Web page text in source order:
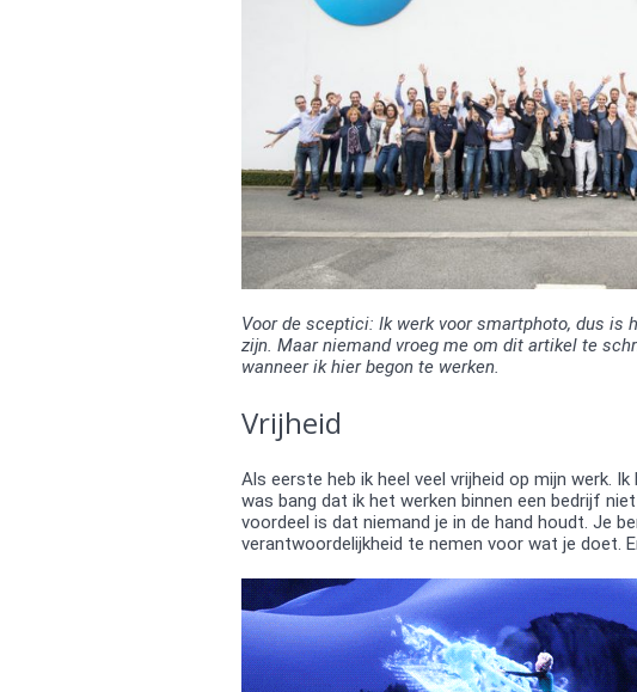
Voor de sceptici: Ik werk voor smartphoto, dus is
zijn. Maar niemand vroeg me om dit artikel te
wanneer ik hier begon te werken.
Vrijheid
Als eerste heb ik heel veel vrijheid op mijn werk.
was bang dat ik het werken binnen een bedrijf
voordeel is dat niemand je in de hand houdt. Je
verantwoordelijkheid te nemen voor wat je doet.